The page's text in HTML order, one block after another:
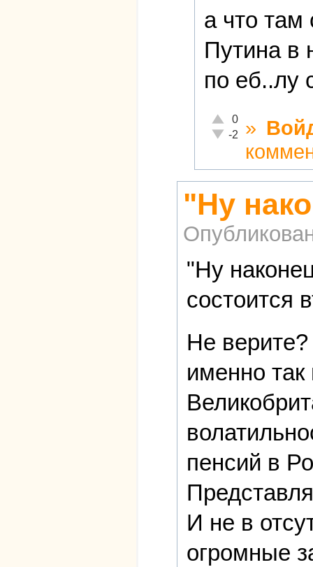
а что
Путина в
по еб..лу
Отлично!
0
Неадекватно!
-2 »
"Ну
"Ну
состоится
Не
именно
пенсий в
И не в
огромные